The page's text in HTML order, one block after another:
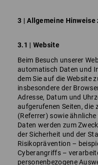
3 | Allgemeine
3.1 | Website
Beim Besuch unserer
automatisch Daten und
dem Sie auf die Website
insbesondere der
Adresse, Datum und
aufgerufenen Seiten, die
(Referrer) sowie
Daten werden zum
der Sicherheit und der
Risikoprävention –
Cyberangriffs –
personenbezogene